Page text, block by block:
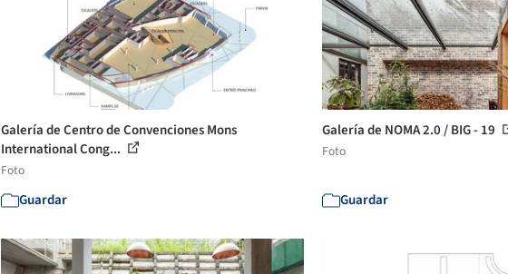
Galería de Centro de Convenciones Mons
International Cong...
Foto
Guardar
Galería de NOMA 2.0 / BIG - 19
Foto
Guardar